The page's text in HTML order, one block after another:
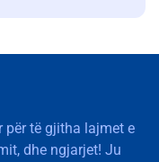
për të gjitha lajmet e
dhe ngjarjet! Ju